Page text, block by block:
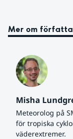
Mer om
Misha
Meteorolog på
för tropiska
väderextremer.